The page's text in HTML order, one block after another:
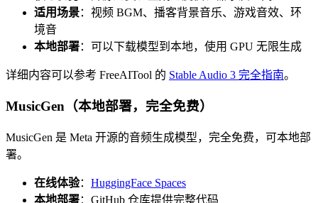
适用场景：视频 BGM、播客背景音乐、游戏音效、环
境音
本地部署：可以下载模型到本地，使用 GPU 无限生成
详细内容可以参考 FreeAITool 的 Stable Audio 3 完全指南。
MusicGen（本地部署，完全免费）
MusicGen 是 Meta 开源的音频生成模型，完全免费，可本地部
署。
在线体验： HuggingFace Spaces
本地部署：GitHub 仓库提供完整代码